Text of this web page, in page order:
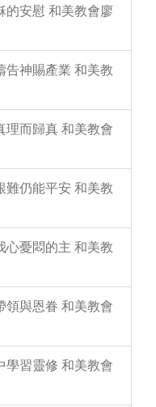
的安慰 和美教會廖
告神賜產業 和美教
理而歸真 和美教會
難仍能平安 和美教
心憂悶的主 和美教
領與恩眷 和美教會
學習靈修 和美教會